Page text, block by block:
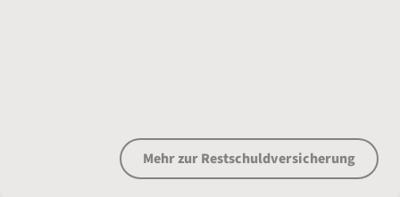
Mehr zur Restschuld­versicherung